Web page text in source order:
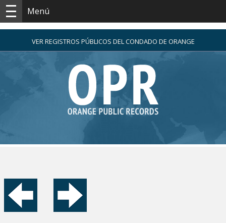
Menú
VER REGISTROS PÚBLICOS DEL CONDADO DE ORANGE